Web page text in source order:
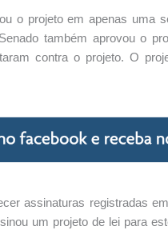
o projeto em apenas uma
também aprovou o
contra o projeto. O
assinaturas registradas
um projeto de lei para